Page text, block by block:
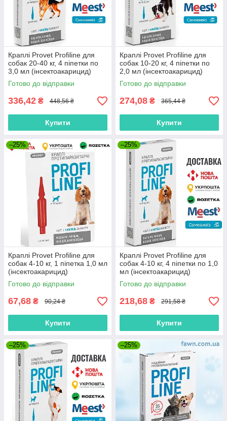
Краплі Provet Profiline для
собак 20-40 кг, 4 піпетки по
3,0 мл (інсектоакарицид)
Готово до відправки
336,42 ₴ 448,56 ₴
Купити
Краплі Provet Profiline для
собак 10-20 кг, 4 піпетки по
2,0 мл (інсектоакарицид)
Готово до відправки
274,08 ₴ 365,44 ₴
Купити
–25%
Краплі Provet Profiline для
собак 4-10 кг, 1 піпетка 1,0 мл
(інсектоакарицид)
Готово до відправки
67,68 ₴ 90,24 ₴
Купити
–25%
Краплі Provet Profiline для
собак 4-10 кг, 4 піпетки по 1,0
мл (інсектоакарицид)
Готово до відправки
218,68 ₴ 291,58 ₴
Купити
–25% –25%